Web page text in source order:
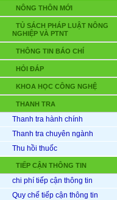
NÔNG THÔN MỚI
TỦ SÁCH PHÁP LUẬT NÔNG
NGHIỆP VÀ PTNT
THÔNG TIN BÁO CHÍ
HỎI ĐÁP
KHOA HỌC CÔNG NGHỆ
THANH TRA
Thanh tra hành chính
Thanh tra chuyên ngành
Thu hồi thuốc
TIẾP CẬN THÔNG TIN
chi phí tiếp cận thông tin
Quy chế tiếp cận thông tin